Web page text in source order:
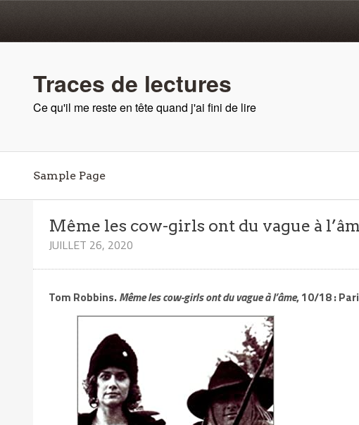
Traces de lectures
Ce qu'il me reste en tête quand j'ai fini de lire
Sample Page
Même les cow-girls ont du vague à
JUILLET 26, 2020
Tom Robbins.Même les cow-girls ont du vague à l’âme, 10/18 :